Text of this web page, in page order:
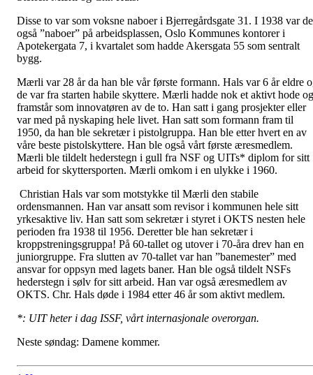
Disse to var som voksne naboer i Bjerregårdsgate 31. I 1938 var de
også ”naboer” på arbeidsplassen, Oslo Kommunes kontorer i
Apotekergata 7, i kvartalet som hadde Akersgata 55 som sentralt
bygg.
Mærli var 28 år da han ble vår første formann. Hals var 6 år eldre
de var fra starten habile skyttere. Mærli hadde nok et aktivt hode og
framstår som innovatøren av de to. Han satt i gang prosjekter eller
var med på nyskaping hele livet. Han satt som formann fram til
1950, da han ble sekretær i pistolgruppa. Han ble etter hvert en av
våre beste pistolskyttere. Han ble også vårt første æresmedlem.
Mærli ble tildelt hederstegn i gull fra NSF og UITs* diplom for sitt
arbeid for skyttersporten. Mærli omkom i en ulykke i 1960.
Christian Hals var som motstykke til Mærli den stabile
ordensmannen. Han var ansatt som revisor i kommunen hele sitt
yrkesaktive liv. Han satt som sekretær i styret i OKTS nesten hele
perioden fra 1938 til 1956. Deretter ble han sekretær i
kroppstreningsgruppa! På 60-tallet og utover i 70-åra drev han en
juniorgruppe. Fra slutten av 70-tallet var han ”banemester” med
ansvar for oppsyn med lagets baner. Han ble også tildelt NSFs
hederstegn i sølv for sitt arbeid. Han var også æresmedlem av
OKTS. Chr. Hals døde i 1984 etter 46 år som aktivt medlem.
*: UIT heter i dag ISSF, vårt internasjonale overorgan.
Neste søndag: Damene kommer.